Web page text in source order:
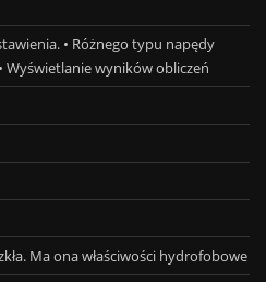
• Różnego typu napędy
Wyświetlanie wyników obliczeń
Ma ona właściwości hydrofobowe